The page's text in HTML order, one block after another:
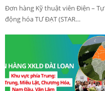
dẫn Tư Đạt
Đơn hàng Kỹ thuật viên Điện – Tự
động hóa TƯ ĐẠT (STAR
hội dành cho lao động có chuyên
môn hoặc kinh nghiệm trong lĩnh
vực điện công nghiệp, điện tự
động hóa, điều khiển tự động, cơ
điện tử và điện – điện tử muốn